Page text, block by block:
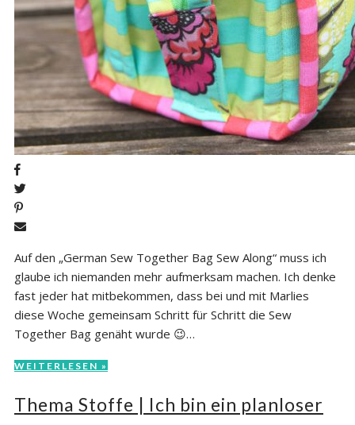
Auf den „German Sew Together Bag Sew Along“ muss ich
glaube ich niemanden mehr aufmerksam machen. Ich denke
fast jeder hat mitbekommen, dass bei und mit Marlies
diese Woche gemeinsam Schritt für Schritt die Sew
Together Bag genäht wurde 😉…
WEITERLESEN »
Thema Stoffe | Ich bin ein planloser